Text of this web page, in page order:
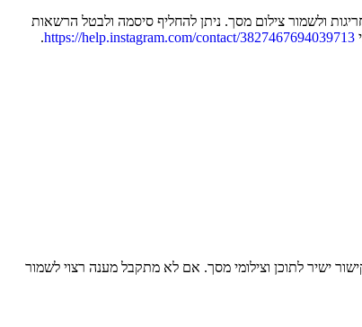
ולשמור צילום מסך. ניתן להחליף סיסמה ולבטל הרשאות
https://help.instagram.com/contact/3827467694039713
.
ישיר לתוכן וצילומי מסך. אם לא מתקבל מענה רצוי לשמור